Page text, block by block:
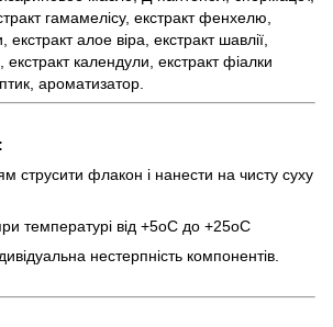
гамамелісу, екстракт фенхелю,
екстракт алое віра, екстракт шавлії,
екстракт календули, екстракт фіалки
ароматизатор.
струсити флакон і нанести на чисту суху
температурі від +5оС до +25оС
нестерпність компонентів.